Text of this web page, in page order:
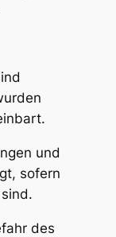
und
sofern
des